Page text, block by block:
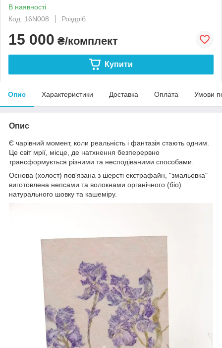
В наявності
Код: 16N008
Роздріб
15 000 ₴/комплект
Купити
Опис Характеристики Доставка Оплата Умови
Опис
Є чарівний момент, коли реальність і фантазія стають одним.
Це світ мрії, місце, де натхнення безперервно
трансформується різними та несподіваними способами.
Основа (холост) пов'язана з шерсті екстрафайн, "змальовка"
виготовлена непсами та волокнами органічного (біо)
натурального шовку та кашеміру.